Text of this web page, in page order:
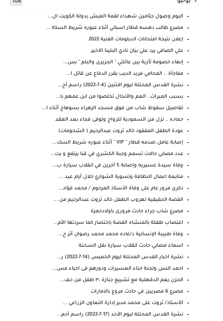
108
اليوم وصول جثامين شهداء لقمة العيش بدولة الكويت ال...
مصرع طالب دهسه قطار اسباني أثناء عبوره شريط السكة ...
إعلان نتيجة امتحانات الدبلومات الفنية 2022
علي الصافي يرد علي بيان نادي البلينا الآخير
إنهاء خصومة ثآرية بين عائلتي " الجزيرى والبلم " بس...
مفاجأة .. المحامي فريد الديب يقرر الدفاع عن قاتل ا...
نشرة القدس المحتلة ليوم الاثنين (4-7-2022) راسم أح...
بسبب الميراث.. العم والأنجال تخلصوا من ابن عمهم با...
تفاصيل سقوط شاب من فوق مسجد الزهراء بسوهاج أثناء ا...
حماده .. نزل من السعودية للزواج وتوفى فجاء بعد العقد
عودة الطفل المفقود خالد ثروت عبدالرحيم ( الشحومات)
إصابة عامل صدمه قطار " VIP " أثناء عبوره شريط السك...
عدد مصابي حالات تسمم وجبة الكشري في قنا يرتفع و يت...
وفاة سيدة عسيريه وإصابة 5 آخرين في انقلاب سيارة ب...
متابعة اعمال النظافة وتسوية الشوارع خلال أيام عيد ...
ذكرى مرور عام على وفاة الأستاذ المرحوم / محمد فؤاد...
القصة الحقيقية لهروب الطفل خالد ثروت عبدالرحيم من ...
مصرع شاب جراء حادث مرورى باولادحمزة
اغتصاب طفلة بالمنشاه القصة باختصار كما سردتها الأم...
وفاة طبيبة الإنسانية د/غاده محمد محمد رضوان أثر ح...
اسماء مصابي حادث انقلاب سيارة نقل السخنة
نشرة اخبار القدس المحتلة ليوم الخميس (14-7-2022) ر...
احمد النس ولجنة ابناء العسيرات ودورهم فى احياء مس...
الحزن يعم ⁧‫الدقهلية‬⁩ مع تشييع جنازة ٣٠ طفل من حف...
مصرع 6 مصريين في حادث مروع بالامارات
الأستاذ/ ثروت على محمد مدير إدارة التعاون الزراعي ...
نشرة القدس المحتلة ليوم الأحد (17-7-2022) راسم أحم...